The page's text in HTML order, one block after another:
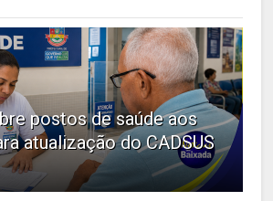
postos de saúde aos
atualização do CADSUS